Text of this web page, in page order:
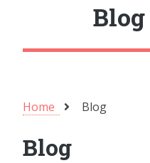
Blog
Home Blog
Blog